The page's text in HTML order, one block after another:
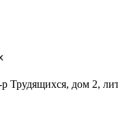
Трудящихся, дом 2,